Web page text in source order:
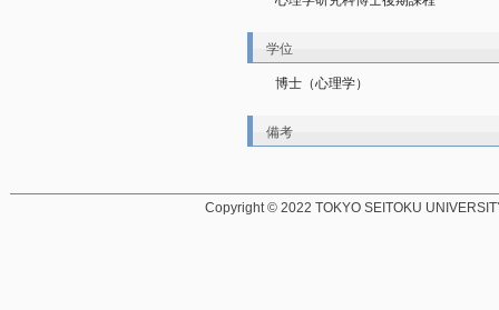
学位
博士（心理学）
備考